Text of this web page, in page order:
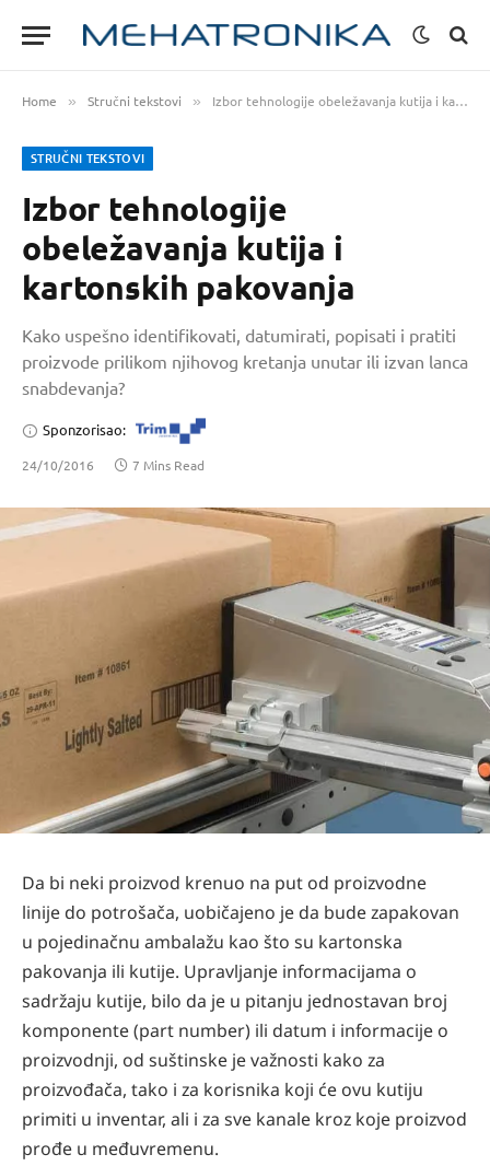
Home » Stručni tekstovi » Izbor tehnologije obeležavanja kutija i kartonskih pakovanja
STRUČNI TEKSTOVI
Izbor tehnologije
obeležavanja kutija i
kartonskih pakovanja
Kako uspešno identifikovati, datumirati, popisati i pratiti
proizvode prilikom njihovog kretanja unutar ili izvan lanca
snabdevanja?
Sponzorisao:
24/10/2016 7 Mins Read
Da bi neki proizvod krenuo na put od proizvodne
linije do potrošača, uobičajeno je da bude zapakovan
u pojedinačnu ambalažu kao što su kartonska
pakovanja ili kutije. Upravljanje informacijama o
sadržaju kutije, bilo da je u pitanju jednostavan broj
komponente (part number) ili datum i informacije o
proizvodnji, od suštinske je važnosti kako za
proizvođača, tako i za korisnika koji će ovu kutiju
primiti u inventar, ali i za sve kanale kroz koje proizvod
prođe u međuvremenu.